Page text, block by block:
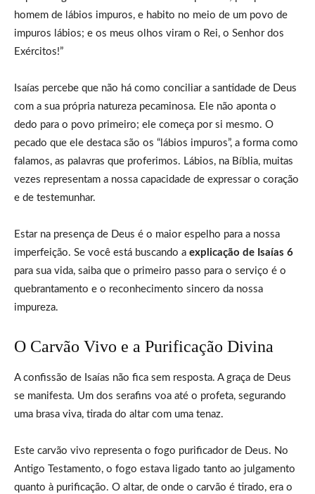
homem de lábios impuros, e habito no meio de um povo de
impuros lábios; e os meus olhos viram o Rei, o Senhor dos
Exércitos!”
Isaías percebe que não há como conciliar a santidade de Deus
com a sua própria natureza pecaminosa. Ele não aponta o
dedo para o povo primeiro; ele começa por si mesmo. O
pecado que ele destaca são os “lábios impuros”, a forma como
falamos, as palavras que proferimos. Lábios, na Bíblia, muitas
vezes representam a nossa capacidade de expressar o coração
e de testemunhar.
Estar na presença de Deus é o maior espelho para a nossa
imperfeição. Se você está buscando a explicação de Isaías 6
para sua vida, saiba que o primeiro passo para o serviço é o
quebrantamento e o reconhecimento sincero da nossa
impureza.
O Carvão Vivo e a Purificação Divina
A confissão de Isaías não fica sem resposta. A graça de Deus
se manifesta. Um dos serafins voa até o profeta, segurando
uma brasa viva, tirada do altar com uma tenaz.
Este carvão vivo representa o fogo purificador de Deus. No
Antigo Testamento, o fogo estava ligado tanto ao julgamento
quanto à purificação. O altar, de onde o carvão é tirado, era o